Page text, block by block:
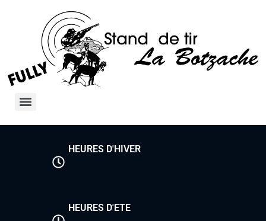
HEURES D'HIVER
HEURES D'ETE